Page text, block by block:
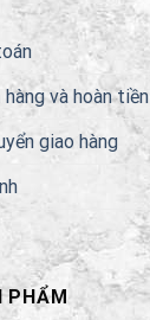
và hoàn tiền
giao hàng
PHẨM